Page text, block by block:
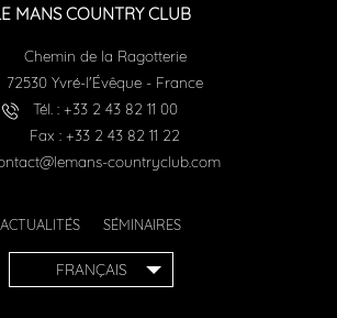
MANS COUNTRY CLUB
Chemin de la Ragotterie
72530 Yvré-l'Évêque - France
Tél. : +33 2 43 82 11 00
Fax : +33 2 43 82 11 22
countryclub.com
ACTUALITÉS SÉMINAIRES
FRANÇAIS